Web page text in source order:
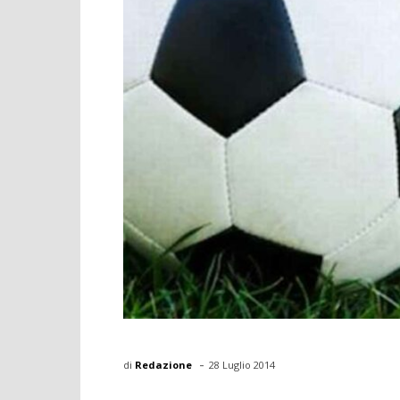
di Redazione - 28 Luglio 2014